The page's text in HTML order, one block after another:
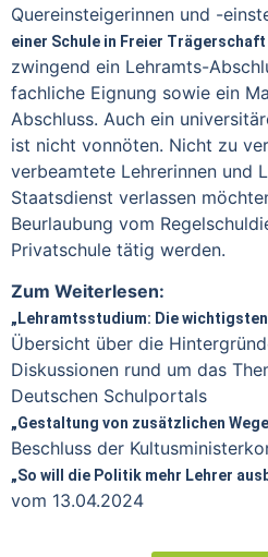
Quereinsteigerinnen und -
einer Schule in Freier Trägerschaft
zwingend ein Lehramts-
fachliche Eignung sowie ein
Abschluss. Auch ein
ist nicht vonnöten. Nicht zu
verbeamtete Lehrerinnen und
Staatsdienst verlassen
Beurlaubung vom
Privatschule tätig werden.
Zum Weiterlesen:
„Lehramtsstudium: Die
Übersicht über die
Diskussionen rund um das
Deutschen Schulportals
„Gestaltung von zusätzlichen
Beschluss der
„So will die Politik mehr Lehrer
vom 13.04.2024